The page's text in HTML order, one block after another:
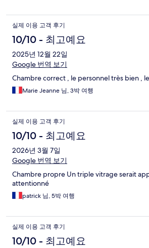
실제 이용 고객 후기
10/10 - 최고예요
2025년 12월 22일
Google 번역 보기
Chambre correct , le personnel très bien ,
Marie Jeanne 님, 3박 여행
실제 이용 고객 후기
10/10 - 최고예요
2026년 3월 7일
Google 번역 보기
Chambre propre Un triple vitrage serait
attentionné
patrick 님, 5박 여행
실제 이용 고객 후기
10/10 - 최고예요